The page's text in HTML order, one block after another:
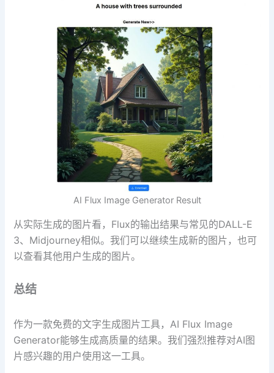
AI Flux Image Generator Result
从实际生成的图片看，Flux的输出结果与常见的DALL-E
3、Midjourney相似。我们可以继续生成新的图片，也可
以查看其他用户生成的图片。
总结
作为一款免费的文字生成图片工具，AI Flux Image
Generator能够生成高质量的结果。我们强烈推荐对AI图
片感兴趣的用户使用这一工具。